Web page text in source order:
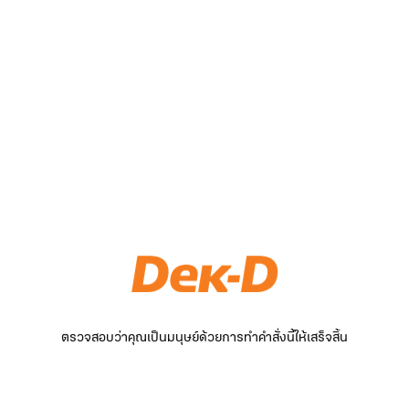
ตรวจสอบว่าคุณเป็นมนุษย์ด้วยการทำคำสั่งนี้ให้เสร็จสิ้น